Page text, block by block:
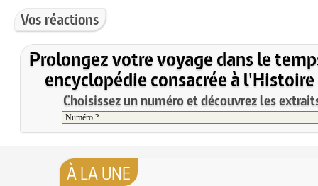
Vos réactions
Prolongez votre voyage dans le
encyclopédie consacrée à l'Histoire
Choisissez un numéro et découvrez les
À LA UNE